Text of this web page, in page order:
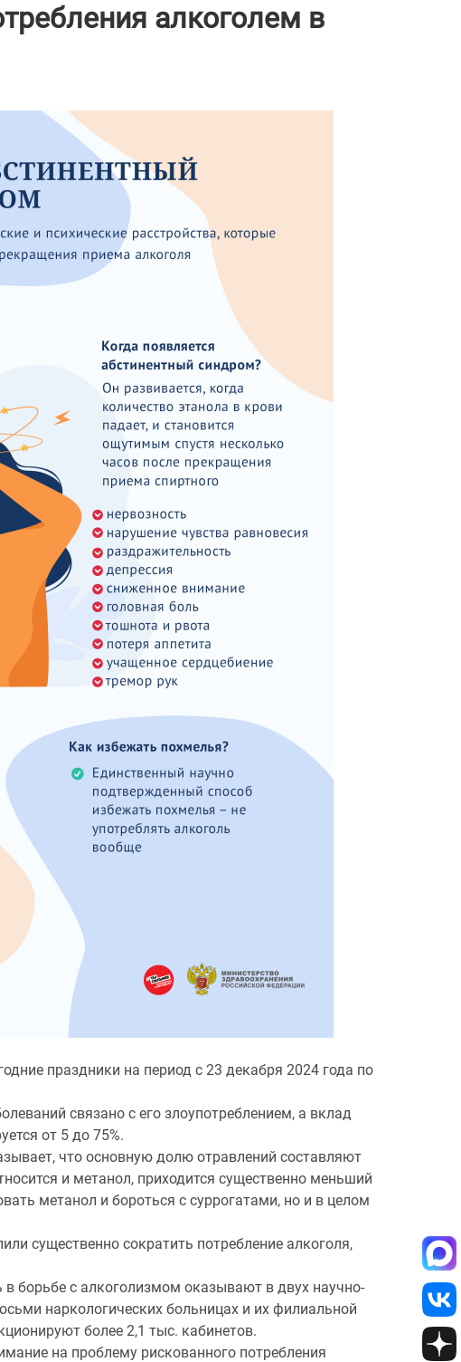
алкоголем в
праздники на период с 23 декабря 2024 года по
связано с его злоупотреблением, а вклад
от 5 до 75%.
что основную долю отравлений составляют
и метанол, приходится существенно меньший
метанол и бороться с суррогатами, но и в целом
существенно сократить потребление алкоголя,
борьбе с алкоголизмом оказывают в двух научно-
наркологических больницах и их филиальной
более 2,1 тыс. кабинетов.
на проблему рискованного потребления